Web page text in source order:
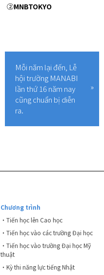
②MNBTOKYO
Mỗi năm lại đến, Lễ
hội trường MANABI
lần thứ 16 năm nay
cũng chuẩn bị diễn
ra.
Chương trình
・Tiến học lên Cao học
・Tiến học vào các trường Đại học
・Tiến học vào trường Đại học Mỹ
thuật
・Kỳ thi năng lực tiếng Nhật